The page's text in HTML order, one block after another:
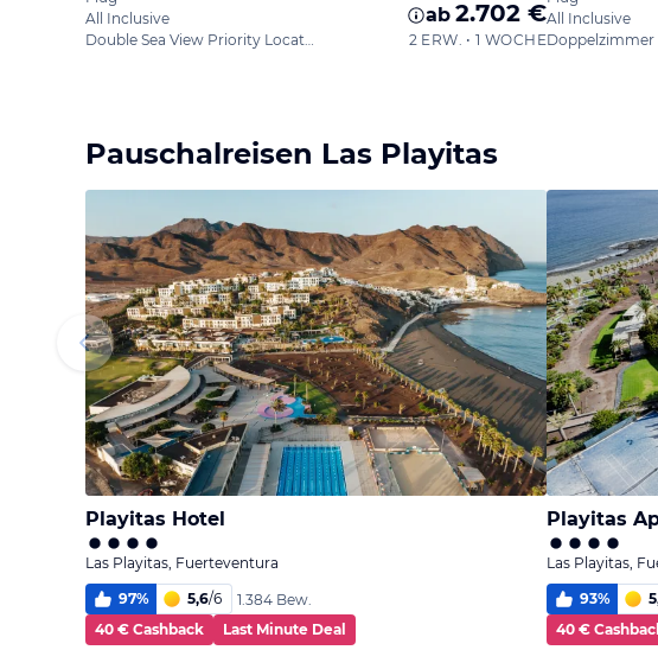
All Inclusive
Double Sea View Priority Location
ab 2.702 €
2 ERW. • 1 WOCHE
All Inclusive
Doppelzimmer
Pauschalreisen Las Playitas
Playitas Hotel
Las Playitas, Fuerteventura
97% 5,6/6
1.384 Bew.
40 € Cashback
Last Minute Deal
Playitas
Las Playitas,
93%
40 €